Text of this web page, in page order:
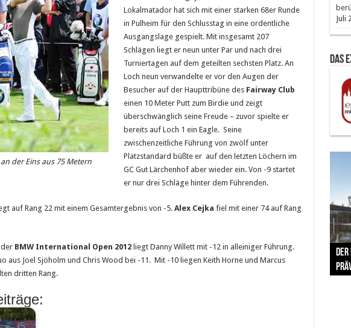
der Eins aus 75 Metern
Lokalmatador hat sich mit einer starken 68er Runde
in Pulheim für den Schlusstag in eine ordentliche
Ausgangslage gespielt. Mit insgesamt 207
Schlägen liegt er neun unter Par und nach drei
Turniertagen auf dem geteilten sechsten Platz. An
Loch neun verwandelte er vor den Augen der
Besucher auf der Haupttribüne des Fairway Club
einen 10 Meter Putt zum Birdie und zeigt
überschwänglich seine Freude – zuvor spielte er
bereits auf Loch 1 ein Eagle. Seine
zwischenzeitliche Führung von zwölf unter
Platzstandard büßte er auf den letzten Löchern im
GC Gut Lärchenhof aber wieder ein. Von -9 startet
er nur drei Schläge hinter dem Führenden.
auf Rang 22 mit einem Gesamtergebnis von -5. Alex Cejka fiel mit einer 74 auf Rang
BMW International Open 2012liegt Danny Willett mit -12 in alleiniger Führung.
aus Joel Sjöholm und Chris Wood bei -11. Mit -10 liegen Keith Horne und Marcus
dritten Rang.
Juli
Das
The